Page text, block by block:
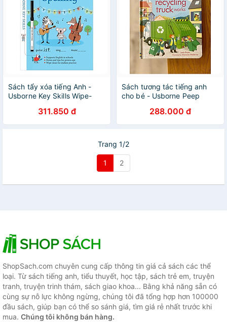
Sách tẩy xóa tiếng Anh -
Usborne Key Skills Wipe-
311.850 đ
Sách tương tác tiếng anh
cho bé - Usborne Peep
288.000 đ
Trang 1/2
1 2
ShopSach.com chuyên cung cấp thông tin giá cả sách các thể
loại. Từ sách tiếng anh, tiểu thuyết, học tập, sách trẻ em, truyện
tranh, truyện trinh thám, sách giao khoa... Bằng khả năng sẵn có
cùng sự nỗ lực không ngừng, chúng tôi đã tổng hợp hơn 100000
đầu sách, giúp bạn có thể so sánh giá, tìm giá rẻ nhất trước khi
mua. Chúng tôi không bán hàng.